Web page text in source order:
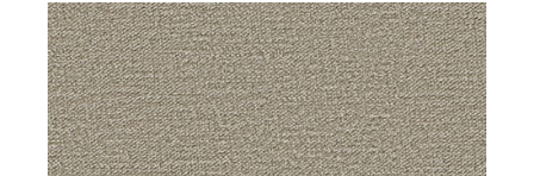
a
t
i
v
e
: